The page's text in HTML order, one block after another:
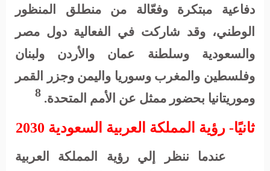
دفاعية مبتكرة وفعّالة من منطلق المنظور
الوطني، وقد شاركت في الفعالية دول مصر
والسعودية وسلطنة عمان والأردن ولبنان
وفلسطين والمغرب وسوريا واليمن وجزر القمر
وموريتانيا بحضور ممثل عن الأمم المتحدة.
8
ثانيًا- رؤية المملكة العربية السعودية 2030
عندما ننظر إلي رؤية المملكة العربية